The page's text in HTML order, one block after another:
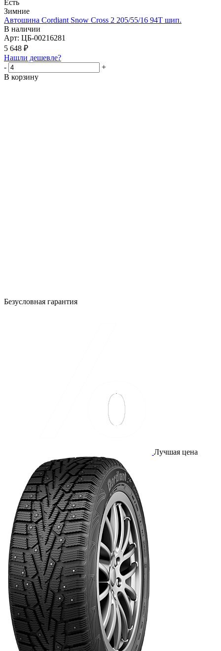
Есть
Зимние
Автошина Cordiant Snow Cross 2 205/55/16 94T шип.
В наличии
Арт: ЦБ-00216281
5 648 ₽
Нашли дешевле?
-
+
В корзину
Безусловная гарантия
Лучшая цена